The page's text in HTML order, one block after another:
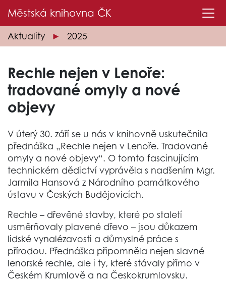
Městská knihovna ČK
Aktuality 2025
Rechle nejen v Lenoře:
tradované omyly a nové
objevy
V úterý 30. září se u nás v knihovně uskutečnila
přednáška „Rechle nejen v Lenoře. Tradované
omyly a nové objevy“. O tomto fascinujícím
technickém dědictví vyprávěla s nadšením Mgr.
Jarmila Hansová z Národního památkového
ústavu v Českých Budějovicích.
Rechle – dřevěné stavby, které po staletí
usměrňovaly plavené dřevo – jsou důkazem
lidské vynalézavosti a důmyslné práce s
přírodou. Přednáška připomněla nejen slavné
lenorské rechle, ale i ty, které stávaly přímo v
Českém Krumlově a na Českokrumlovsku.